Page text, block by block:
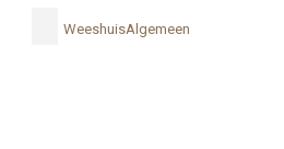
WeeshuisAlgemeen